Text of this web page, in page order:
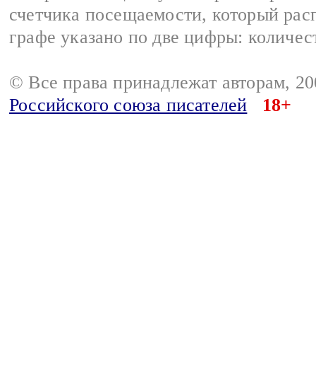
счетчика посещаемости, который
графе указано по две цифры:
© Все права принадлежат авторам,
Российского союза писателей
18+